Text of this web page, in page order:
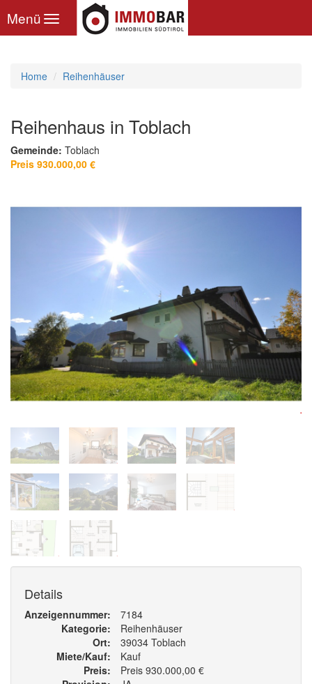
Toggle
navigation
Menü
Home Reihenhäuser
Reihenhaus in Toblach
Gemeinde: Toblach
Preis 930.000,00 €
Details
Anzeigennummer
7184
Kategorie
Reihenhäuser
Ort
39034 Toblach
Miete/Kauf
Kauf
Preis
Preis 930.000,00 €